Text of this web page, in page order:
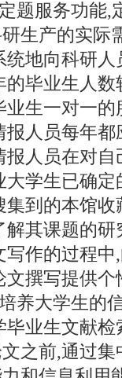
题服务功能,
生产的实际
地向科研
毕业生人
生一对一
人员每年
人员在对
学生已确
到的本馆
其课题的
作的过程
撰写提供个
养大学生的
业生文献
之前,通过